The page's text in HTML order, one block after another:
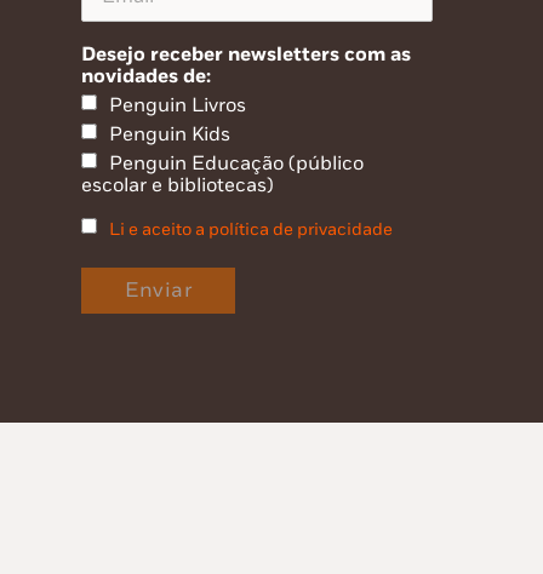
Desejo receber newsletters com as
novidades de:
Penguin Livros
Penguin Kids
Penguin Educação (público
escolar e bibliotecas)
Li e aceito a política de privacidade